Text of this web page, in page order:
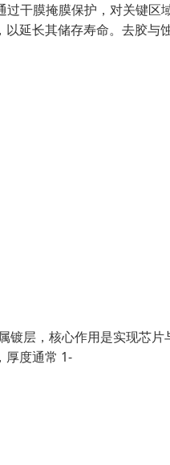
过干膜掩膜保护，对关键区
延长其储存寿命。去胶与
镀层，核心作用是实现芯片
厚度通常 1-